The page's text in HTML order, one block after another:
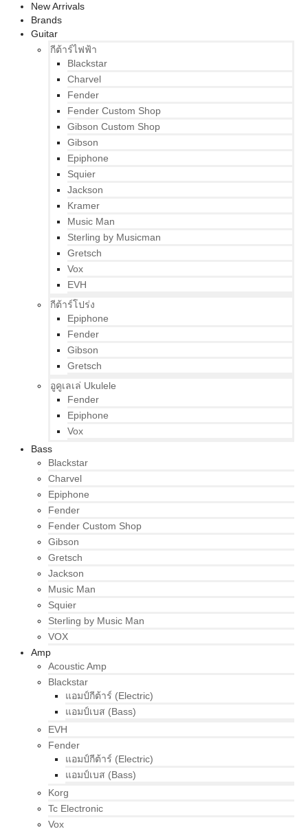
New Arrivals
Brands
Guitar
กีต้าร์ไฟฟ้า
Blackstar
Charvel
Fender
Fender Custom Shop
Gibson Custom Shop
Gibson
Epiphone
Squier
Jackson
Kramer
Music Man
Sterling by Musicman
Gretsch
Vox
EVH
กีต้าร์โปร่ง
Epiphone
Fender
Gibson
Gretsch
อูคูเลเล่ Ukulele
Fender
Epiphone
Vox
Bass
Blackstar
Charvel
Epiphone
Fender
Fender Custom Shop
Gibson
Gretsch
Jackson
Music Man
Squier
Sterling by Music Man
VOX
Amp
Acoustic Amp
Blackstar
แอมป์กีต้าร์ (Electric)
แอมป์เบส (Bass)
EVH
Fender
แอมป์กีต้าร์ (Electric)
แอมป์เบส (Bass)
Korg
Tc Electronic
Vox